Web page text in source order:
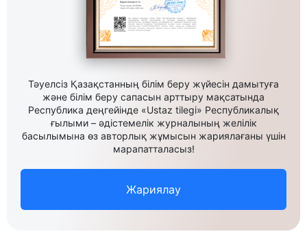
Тәуелсіз Қазақстанның білім беру жүйесін дамытуға
және білім беру сапасын арттыру мақсатында
Республика деңгейінде «Ustaz tilegi» Республикалық
ғылыми – әдістемелік журналының желілік
басылымына өз авторлық жұмысын жариялағаны үшін
марапатталасыз!
Жариялау